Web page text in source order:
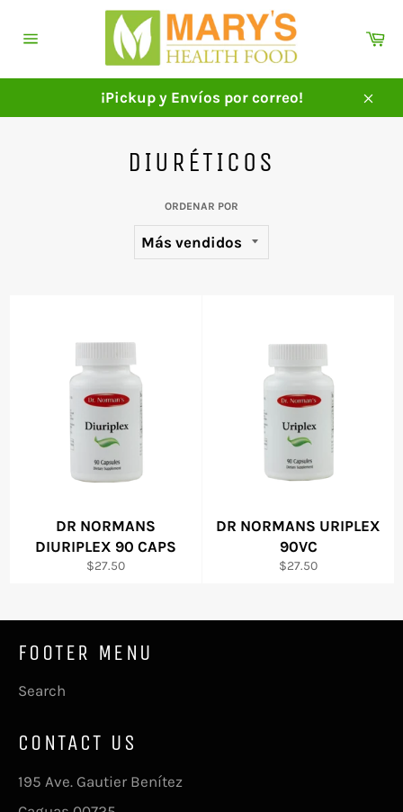
directamente
¡Pickup y Envíos por correo!
DIURÉTICOS
ORDENAR POR
DR NORMANS
DIURIPLEX 90 CAPS
Precio
$27.50
DR NORMANS URIPLEX
90VC
Precio
$27.50
FOOTER MENU
Search
CONTACT US
195 Ave. Gautier Benítez